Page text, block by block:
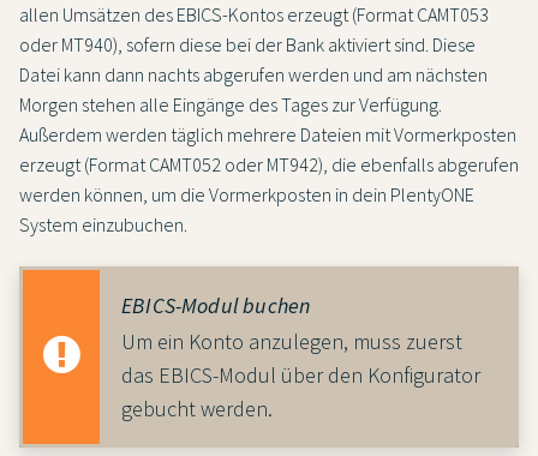
allen Umsätzen des EBICS-Kontos erzeugt (Format CAMT053
oder MT940), sofern diese bei der Bank aktiviert sind. Diese
Datei kann dann nachts abgerufen werden und am nächsten
Morgen stehen alle Eingänge des Tages zur Verfügung.
Außerdem werden täglich mehrere Dateien mit Vormerkposten
erzeugt (Format CAMT052 oder MT942), die ebenfalls abgerufen
werden können, um die Vormerkposten in dein PlentyONE
System einzubuchen.
EBICS-Modul buchen
Um ein Konto anzulegen, muss zuerst
das EBICS-Modul über den Konfigurator
gebucht werden.